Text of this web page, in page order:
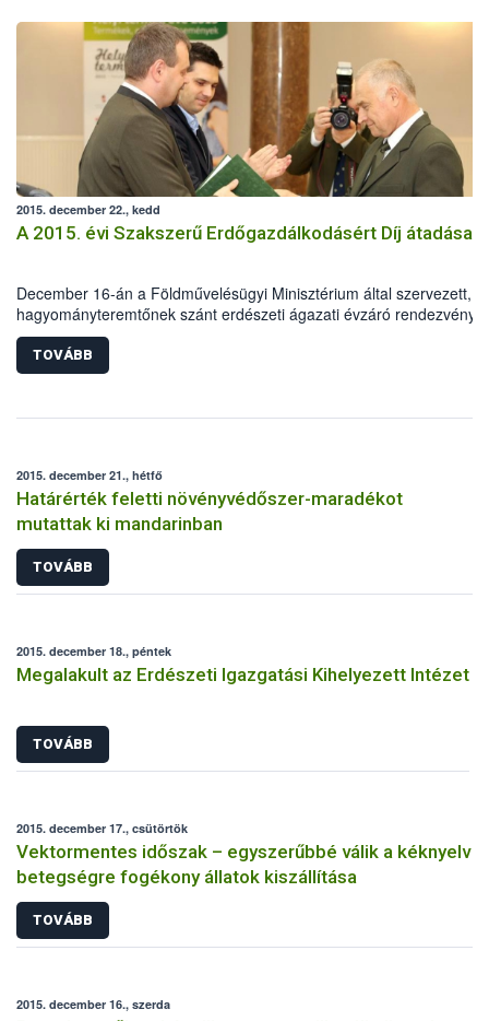
A felhasználók érdekeinek védelme, valamint a tisztességes
kereskedelmi gyakorlat biztosítása érdekében a NÉBIH a jövőben is
kiemelt figyelmet fordít a termésnövelő anyagok minőségi
megfelelőségének ellenőrzésére.
2015. december 22., kedd
A 2015. évi Szakszerű Erdőgazdálkodásért Díj átadása
December 16-án a Földművelésügyi Minisztérium által szervezett,
hagyományteremtőnek szánt erdészeti ágazati évzáró rendezvény
keretében került sor a „Szakszerű Erdőgazdálkodásért Díj”
TOVÁBB
2015. december 21., hétfő
Határérték feletti növényvédőszer-maradékot
mutattak ki mandarinban
TOVÁBB
2015. december 18., péntek
Megalakult az Erdészeti Igazgatási Kihelyezett Intézet
TOVÁBB
2015. december 17., csütörtök
Vektormentes időszak – egyszerűbbé válik a kéknyelv
betegségre fogékony állatok kiszállítása
TOVÁBB
2015. december 16., szerda